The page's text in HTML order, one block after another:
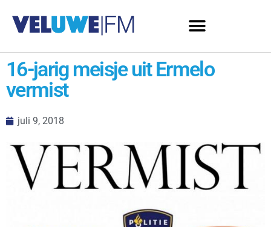
16-jarig meisje uit Ermelo
vermist
juli 9, 2018